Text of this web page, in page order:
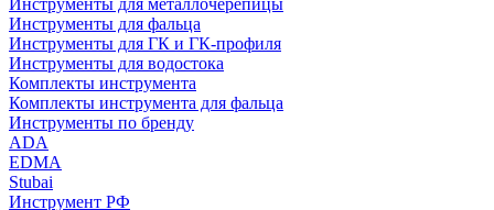
Инструменты для металлочерепицы
Инструменты для фальца
Инструменты для ГК и ГК-профиля
Инструменты для водостока
Комплекты инструмента
Комплекты инструмента для фальца
Инструменты по бренду
ADA
EDMA
Stubai
Инструмент РФ